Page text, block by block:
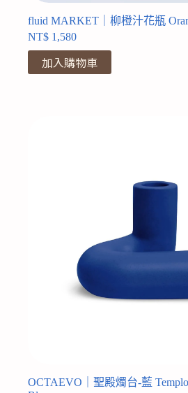
fluid MARKET｜柳橙汁花瓶
NT$ 1,580
加入購物車
OCTAEVO｜聖殿燭台-藍